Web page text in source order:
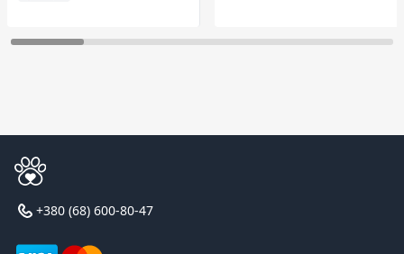
+380 (68) 600-80-47